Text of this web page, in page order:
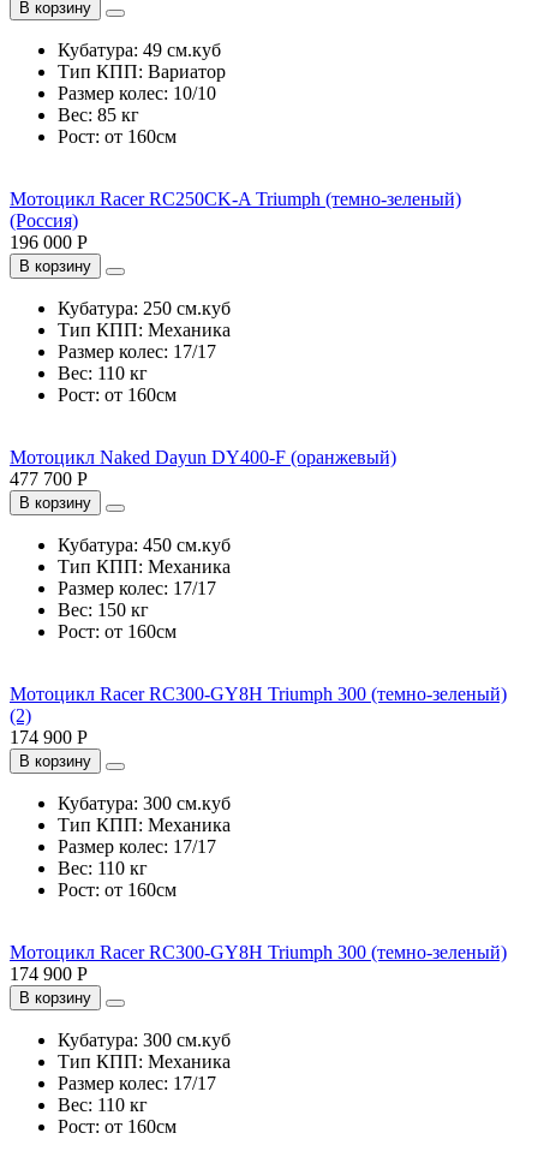
В корзину
Кубатура: 49 см.куб
Тип КПП: Вариатор
Размер колес: 10/10
Вес: 85 кг
Рост: от 160см
Мотоцикл Racer RC250CK-A Triumph (темно-зеленый)
(Россия)
196 000 Р
В корзину
Кубатура: 250 см.куб
Тип КПП: Механика
Размер колес: 17/17
Вес: 110 кг
Рост: от 160см
Мотоцикл Naked Dayun DY400-F (оранжевый)
477 700 Р
В корзину
Кубатура: 450 см.куб
Тип КПП: Механика
Размер колес: 17/17
Вес: 150 кг
Рост: от 160см
Мотоцикл Racer RC300-GY8H Triumph 300 (темно-зеленый)
(2)
174 900 Р
В корзину
Кубатура: 300 см.куб
Тип КПП: Механика
Размер колес: 17/17
Вес: 110 кг
Рост: от 160см
Мотоцикл Racer RC300-GY8H Triumph 300 (темно-зеленый)
174 900 Р
В корзину
Кубатура: 300 см.куб
Тип КПП: Механика
Размер колес: 17/17
Вес: 110 кг
Рост: от 160см